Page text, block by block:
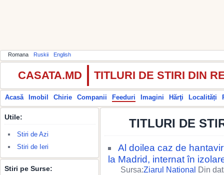
Romana Ruskii English
CASATA.MD TITLURI DE STIRI DIN
Acasă Imobil Chirie Companii Feeduri Imagini Hărţi Localități
Utile:
Stiri de Azi
Stiri de Ieri
Stiri pe Surse:
TITLURI DE
Al doilea caz de
la Madrid, internat în
Sursa:Ziarul National Din